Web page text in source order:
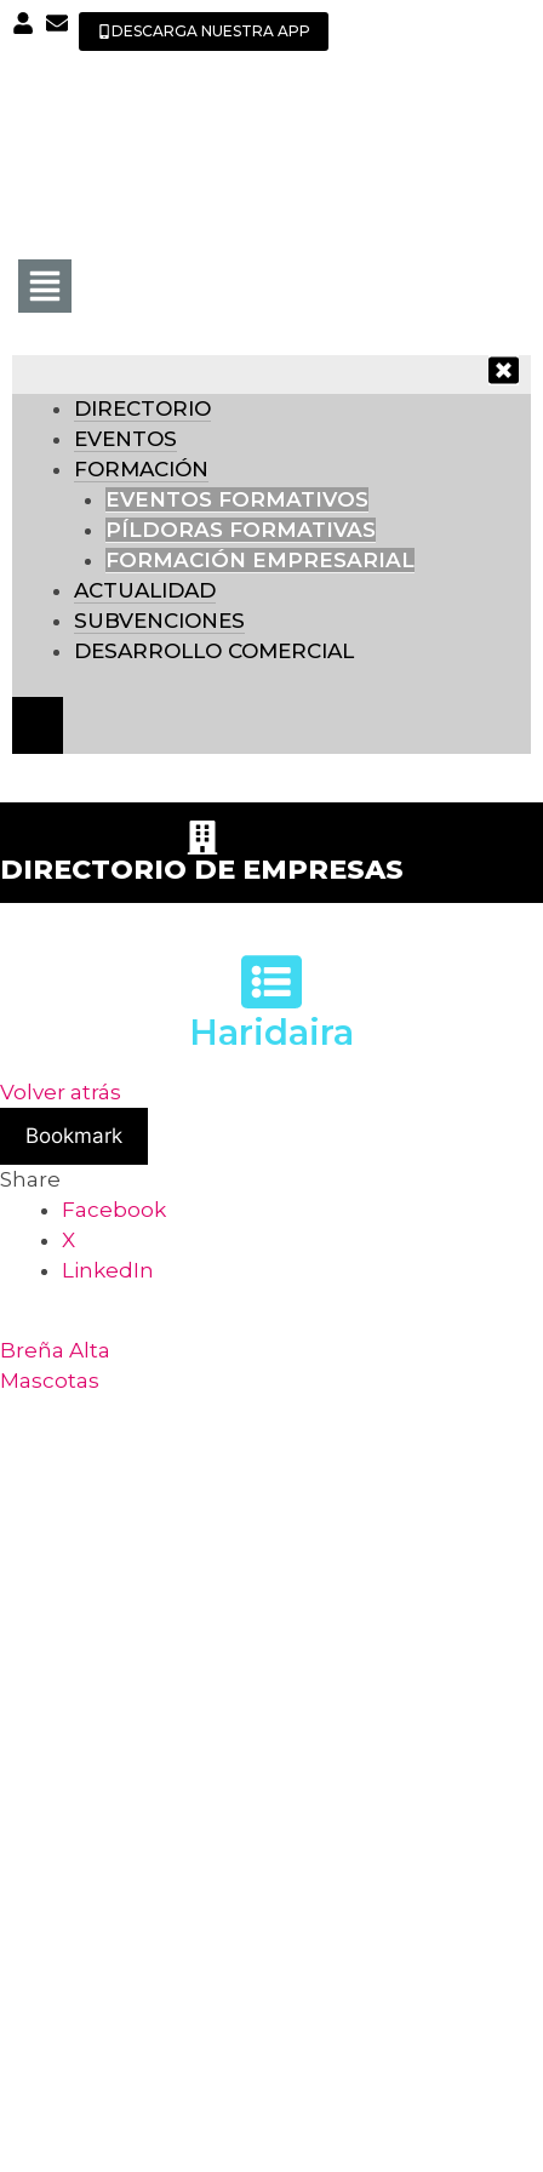
DESCARGA NUESTRA APP
DIRECTORIO
EVENTOS
FORMACIÓN
EVENTOS FORMATIVOS
PÍLDORAS FORMATIVAS
FORMACIÓN EMPRESARIAL
ACTUALIDAD
SUBVENCIONES
DESARROLLO COMERCIAL
conmutador
DIRECTORIO DE EMPRESAS
Haridaira
Volver atrás
Bookmark
Share
Facebook
X
LinkedIn
Breña Alta
Mascotas